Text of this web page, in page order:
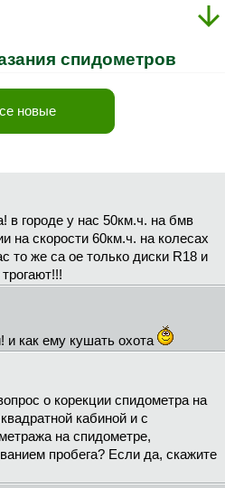
спидометров
новые
в городе у нас 50км.ч. на бмв
на скорости 60км.ч. на колесах
то же са ое только диски R18 и
и как ему кушать охота
о корекции спидометра на
кабиной и с
на спидометре,
пробега? Если да, скажите